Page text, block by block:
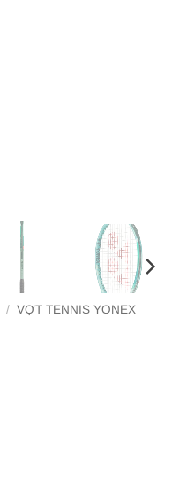
/ VỢT TENNIS YONEX